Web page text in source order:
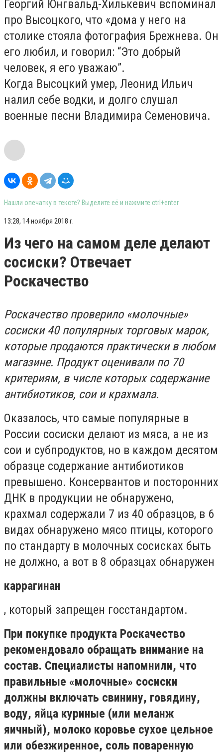
Георгий Юнгвальд-Хилькевич вспоминал
про Высоцкого, что «дома у него на
столике стояла фотография Брежнева. Он
его любил, и говорил: “Это добрый
человек, я его уважаю”.
Когда Высоцкий умер, Леонид Ильич
налил себе водки, и долго слушал
военные песни Владимира Семеновича.
Нашли опечатку в тексте? Выделите её и нажмите ctrl+enter
13:28, 14 ноября 2018 г.
Из чего на самом деле делают
сосиски? Отвечает
Роскачество
Роскачество проверило «молочные»
сосиски 40 популярных торговых марок,
которые продаются практически в любом
магазине. Продукт оценивали по 70
критериям, в числе которых содержание
антибиотиков, сои и крахмала.
Оказалось, что самые популярные в
России сосиски делают из мяса, а не из
сои и субпродуктов, но в каждом десятом
образце содержание антибиотиков
превышено. Консервантов и посторонних
ДНК в продукции не обнаружено,
крахмал содержали 7 из 40 образцов, в 6
видах обнаружено мясо птицы, которого
по стандарту в молочных сосисках быть
не должно, а вот в 8 образцах обнаружен
каррагинан
, который запрещен госстандартом.
При покупке продукта Роскачество
рекомендовало обращать внимание на
состав. Специалисты напомнили, что
правильные «молочные» сосиски
должны включать свинину, говядину,
воду, яйца куриные (или меланж
яичный), молоко коровье сухое цельное
или обезжиренное, соль поваренную